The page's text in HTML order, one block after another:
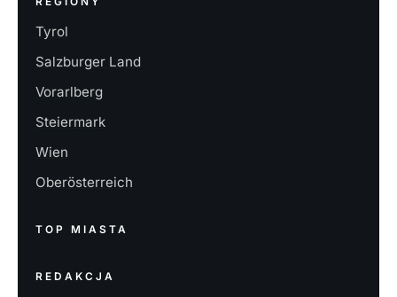
Tyrol
Salzburger Land
Vorarlberg
Steiermark
Wien
Oberösterreich
TOP MIASTA
REDAKCJA